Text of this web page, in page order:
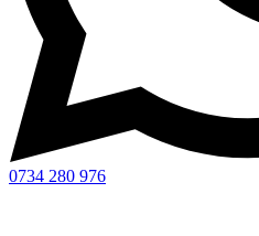
0734 280 976